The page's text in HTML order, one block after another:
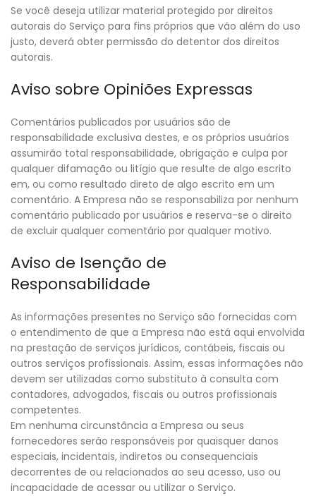
Se você deseja utilizar material protegido por direitos
autorais do Serviço para fins próprios que vão além do uso
justo, deverá obter permissão do detentor dos direitos
autorais.
Aviso sobre Opiniões Expressas
Comentários publicados por usuários são de
responsabilidade exclusiva destes, e os próprios usuários
assumirão total responsabilidade, obrigação e culpa por
qualquer difamação ou litígio que resulte de algo escrito
em, ou como resultado direto de algo escrito em um
comentário. A Empresa não se responsabiliza por nenhum
comentário publicado por usuários e reserva-se o direito
de excluir qualquer comentário por qualquer motivo.
Aviso de Isenção de
Responsabilidade
As informações presentes no Serviço são fornecidas com
o entendimento de que a Empresa não está aqui envolvida
na prestação de serviços jurídicos, contábeis, fiscais ou
outros serviços profissionais. Assim, essas informações não
devem ser utilizadas como substituto à consulta com
contadores, advogados, fiscais ou outros profissionais
competentes.
Em nenhuma circunstância a Empresa ou seus
fornecedores serão responsáveis por quaisquer danos
especiais, incidentais, indiretos ou consequenciais
decorrentes de ou relacionados ao seu acesso, uso ou
incapacidade de acessar ou utilizar o Serviço.